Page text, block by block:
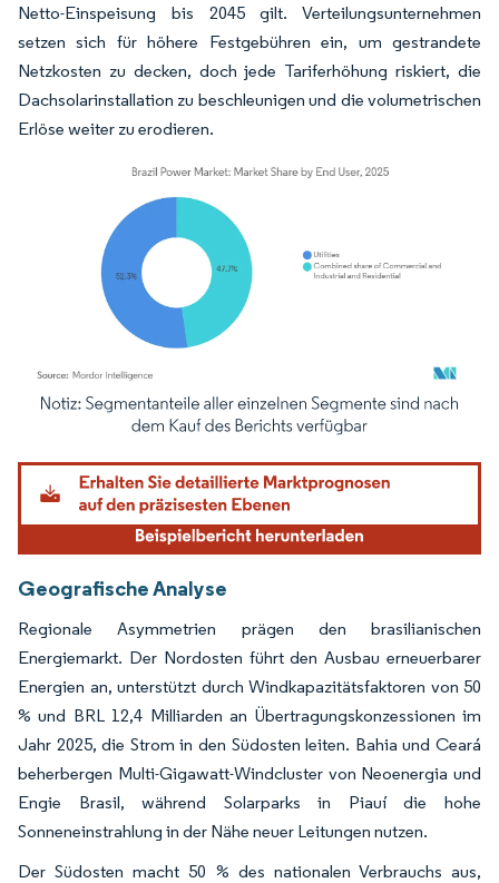
Netto-Einspeisung bis 2045 gilt. Verteilungsunternehmen
setzen sich für höhere Festgebühren ein, um gestrandete
Netzkosten zu decken, doch jede Tariferhöhung riskiert, die
Dachsolarinstallation zu beschleunigen und die volumetrischen
Erlöse weiter zu erodieren.
Bild © Mordor Intelligence. Wiederverwendung erfordert Namensnennung
Geografische Analyse
Regionale Asymmetrien prägen den brasilianischen
Energiemarkt. Der Nordosten führt den Ausbau erneuerbarer
Energien an, unterstützt durch Windkapazitätsfaktoren von 50
% und BRL 12,4 Milliarden an Übertragungskonzessionen im
Jahr 2025, die Strom in den Südosten leiten. Bahia und Ceará
beherbergen Multi-Gigawatt-Windcluster von Neoenergia und
Engie Brasil, während Solarparks in Piauí die hohe
Sonneneinstrahlung in der Nähe neuer Leitungen nutzen.
Der Südosten macht 50 % des nationalen Verbrauchs aus,